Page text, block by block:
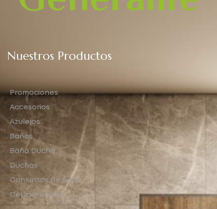
Nuestros Productos
Promociones
Accesorios
Azulejos
Baños
Baño Ducha
Duchas
Conjuntos de Baño
Cerramientos